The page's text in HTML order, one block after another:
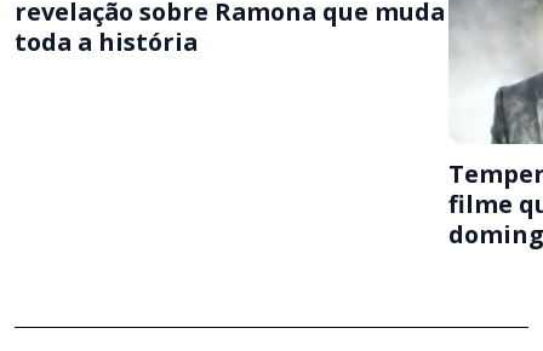
revelação sobre Ramona que muda
toda a história
filme